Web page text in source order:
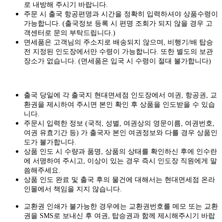
로 내방해 주시기 바랍니다.
주문 시 출국 항공편명과 시간을 정확히 입력하셔야 상품수령이
가능합니다. (출국정보 등록 시 편명 조회가 되지 않을 경우 고
객센터로 문의 부탁드립니다.)
면세품은 고객님의 주소지로 배송되지 않으며, 비행기/배 탑승
전 지정된 인도장에서만 수령이 가능합니다. 또한 별도의 보관
장소가 없습니다. (면세품은 입국 시 수령이 절대 불가합니다)
출국 당일에 각 출국지 현대면세점 인도장에서 여권, 항공권, 교
환권을 제시하여 주시면 본인 확인 후 상품을 인도받을 수 있습
니다.
주문시 입력한 정보 (국적, 성별, 여권상의 영문이름, 여권번호,
여권 유효기간 등) 가 출국자 본인 여권정보와 다를 경우 상품인
도가 불가합니다.
상품 인도 시 수량과 품명, 상품의 상태를 확인하신 후에 인수란
에 서명하여 주시고, 이상이 있는 경우 즉시 인도장 직원에게 말
씀해주세요.
상품 인도 완료 및 출국 후의 물건에 대해서는 현대면세점 온라
인몰에서 책임을 지지 않습니다.
교환권 인쇄가 불가능한 경우에는 교환권번호를 메모 또는 교환
권을 SMS로 보내신 후 여권, 탑승권과 함께 제시해주시기 바랍